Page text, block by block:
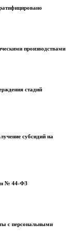
производствами
стадий
субсидий на
№ 44-ФЗ
с персональными